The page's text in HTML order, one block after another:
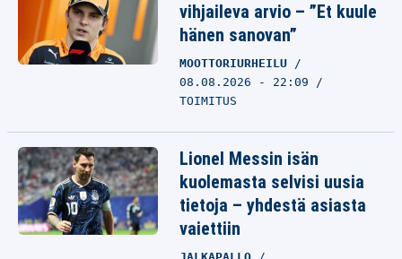
vihjaileva arvio – ”Et kuule
hänen sanovan”
MOOTTORIURHEILU
08.08.2026 - 22:09
TOIMITUS
Lionel Messin isän
kuolemasta selvisi uusia
tietoja – yhdestä asiasta
vaiettiin